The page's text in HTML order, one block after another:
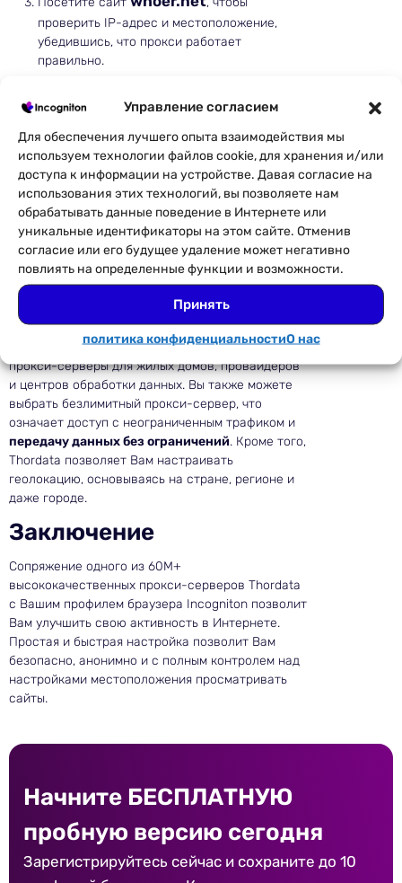
Управление согласием
Для обеспечения лучшего опыта взаимодействия мы
используем технологии файлов cookie, для хранения и/или
доступа к информации на устройстве. Давая согласие на
использования этих технологий, вы позволяете нам
обрабатывать данные поведение в Интернете или
уникальные идентификаторы на этом сайте. Отменив
согласие или его будущее удаление может негативно
повлиять на определенные функции и возможности.
Принять
политика конфиденциальностиО нас
проверить IP-адрес и местоположение,
убедившись, что прокси работает
правильно.
Качественные прокси и
настраиваемые
геолокации
Thordataпредлагает широкий выбор
высококачественных прокси-серверов, таких как
прокси-серверы для жилых домов, провайдеров
и центров обработки данных. Вы также можете
выбрать безлимитный прокси-сервер, что
означает доступ с неограниченным трафиком и
передачу данных без ограничений. Кроме того,
Thordata позволяет Вам настраивать
геолокацию, основываясь на стране, регионе и
даже городе.
Заключение
Сопряжение одного из 60M+
высококачественных прокси-серверов Thordata
с Вашим профилем браузера Incogniton позволит
Вам улучшить свою активность в Интернете.
Простая и быстрая настройка позволит Вам
безопасно, анонимно и с полным контролем над
настройками местоположения просматривать
сайты.
Начните БЕСПЛАТНУЮ
пробную версию сегодня
Зарегистрируйтесь сейчас и сохраните до 10